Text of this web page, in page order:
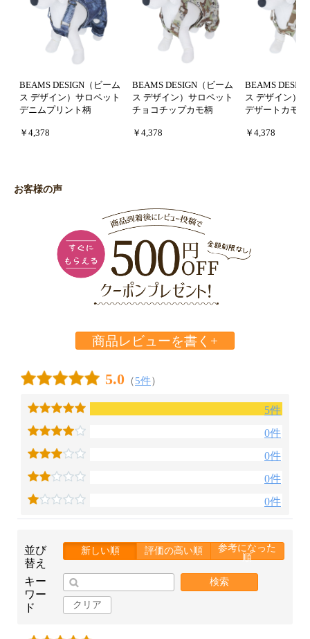
BEAMS DESIGN（ビーム
ス デザイン）サロペット
デニムプリント柄
￥4,378
BEAMS DESIGN（ビーム
ス デザイン）サロペット
チョコチップカモ柄
￥4,378
BEAMS
ス デザイン）
デザートカモ柄
￥4,378
お客様の声
商品レビューを書く+
5.0 （5件）
5件
0件
0件
0件
0件
並び
替え
新しい順 評価の高い順
参考になった
順
キー
ワー
ド
検索
クリア